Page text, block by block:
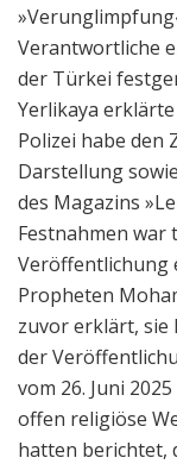
Verantwortliche
der Türkei
Yerlikaya
Polizei habe den
Darstellung
des Magazins
Festnahmen war
Veröffentlichung
Propheten
zuvor erklärt, sie
der
vom 26. Juni
offen religiöse
hatten berichtet,